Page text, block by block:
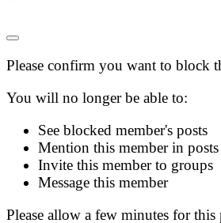
Please confirm you want to block
You will no longer be able to:
See blocked member's posts
Mention this member in posts
Invite this member to groups
Message this member
Please allow a few minutes for this